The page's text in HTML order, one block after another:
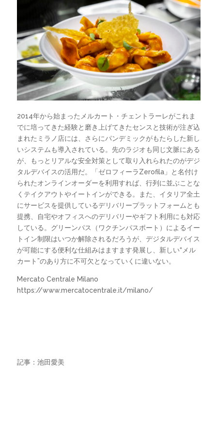
2014年から始まったメルカート・チェントラーレがこれま
でに培ってきた経験と磨き上げてきたセンスと技術が注ぎ込
まれたミラノ店には、さらにパンデミックがもたらした新し
いシステムも導入されている。先のラジオも同じ文脈にある
が、もっとリアルな安全対策として取り入れられたのがデジ
タルデバイスの活用だ。「ゼロフィーラZerofila」と名付け
られたオンラインオーダーを利用すれば、行列に並ぶことな
くテイクアウトやイートインができる。また、イタリア全土
にサービスを提供しているデリバリープラットフォームとも
提携、自宅やオフィスへのデリバリーやギフト利用にも対応
している。グリーンパス（ワクチンパスポート）によるイー
トイン制限はいつか解除されるだろうが、デジタルデバイス
が可能にする便利な仕組みはますます発展し、新しい“メル
カート”のあり方に不可欠となっていくに違いない。
Mercato Centrale Milano
https://www.mercatocentrale.it/milano/
記事：池田愛美